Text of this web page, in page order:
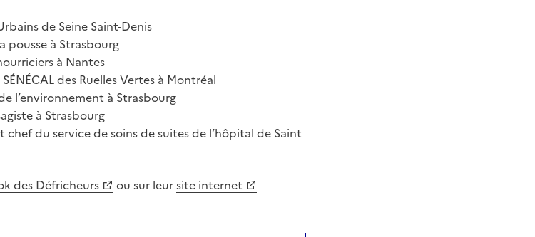
de Seine Saint-Denis
pousse à Strasbourg
à Nantes
des Ruelles Vertes à Montréal
l’environnement à Strasbourg
à Strasbourg
du service de soins de suites de l’hôpital de Saint
des Défricheurs ou sur leursite internet